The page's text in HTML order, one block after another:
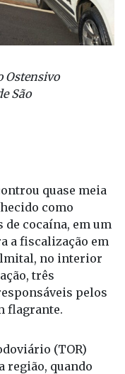
Ostensivo
São
quase meia
como
de cocaína, em um
a fiscalização em
no interior
três
pelos
flagrante.
(TOR)
região, quando